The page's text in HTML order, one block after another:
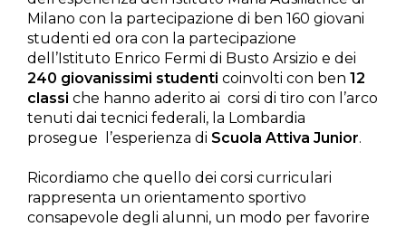
Milano con la partecipazione di ben 160 giovani
studenti ed ora con la partecipazione
dell’Istituto Enrico Fermi di Busto Arsizio e dei
240 giovanissimi studenti coinvolti con ben 12
classi che hanno aderito ai corsi di tiro con l’arco
tenuti dai tecnici federali, la Lombardia
prosegue l’esperienza di Scuola Attiva Junior.
Ricordiamo che quello dei corsi curriculari
rappresenta un orientamento sportivo
consapevole degli alunni, un modo per favorire